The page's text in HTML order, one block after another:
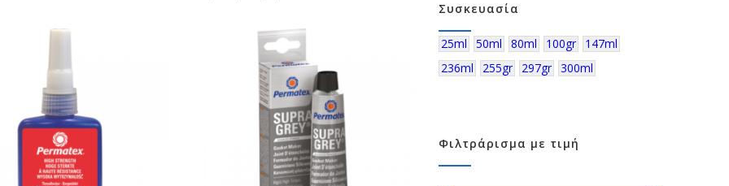
€37,00.
Συσκευασία
25ml 50ml 80ml 100gr
147ml
236ml
255gr 297gr 300ml
Φιλτράρισμα με τιμή